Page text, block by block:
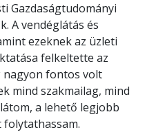
Gazdaságtudományi
A vendéglátás és
ezeknek az üzleti
felkeltette az
nagyon fontos volt
mind szakmailag, mind
a lehető legjobb
folytathassam.